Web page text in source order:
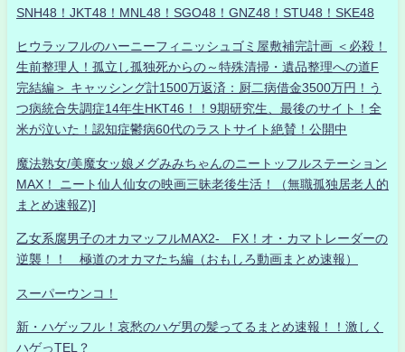
SNH48！JKT48！MNL48！SGO48！GNZ48！STU48！SKE48
ヒウラッフルのハーニーフィニッシュゴミ屋敷補完計画 ＜必殺！
生前整理人！孤立し孤独死からの～特殊清掃・遺品整理への道F
完結編＞ キャッシング計1500万返済：厨二病借金3500万円！う
つ病統合失調症14年生HKT46！！9期研究生、最後のサイト！全
米が泣いた！認知症鬱病60代のラストサイト絶賛！公開中
魔法熟女/美魔女ッ娘メグみみちゃんのニートッフルステーション
MAX！ ニート仙人仙女の映画三昧老後生活！（無職孤独居老人的
まとめ速報Z)]
乙女系腐男子のオカマッフルMAX2- FX！オ・カマトレーダーの
逆襲！！ 極道のオカマたち編（おもしろ動画まとめ速報）
スーパーウンコ！
新・ハゲッフル！哀愁のハゲ男の髪ってるまとめ速報！！激しく
ハゲっTEL？